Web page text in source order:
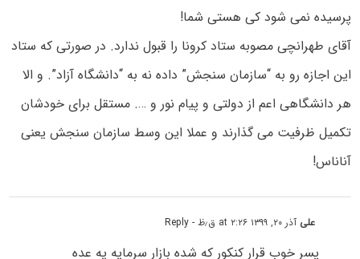
پرسیده نمی شود کی هستی شما!
آقای طهرانچی مصوبه ستاد کرونا را قبول ندارد. در صورتی که ستاد
این اجازه رو به “سازمان سنجش” داده نه به “دانشگاه آزاد”. و الا
هر دانشگاهی اعم از دولتی و پیام نور و …. مستقل برای خودشان
تکمیل ظرفیت می گذارند و عملا این وسط سازمان سنجش یعنی
آناناس!
علی آذر ۲۰, ۱۳۹۹ at ۲:۲۶ ق٫ظ - Reply
پسر خوب قرار کنکور که شده بازار سرمایه یه عده